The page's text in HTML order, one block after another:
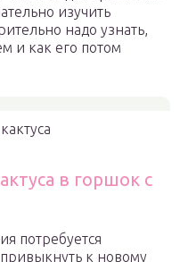
изучить
надо узнать,
и как его потом
в горшок с
потребуется
к новому